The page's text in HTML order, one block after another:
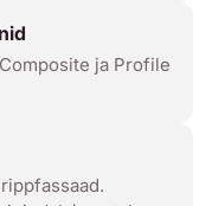
ja Profile